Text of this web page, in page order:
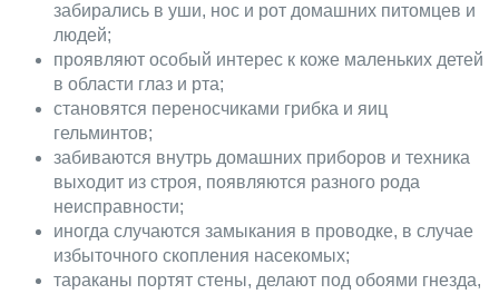
забирались в уши, нос и рот домашних питомцев и
людей;
проявляют особый интерес к коже маленьких детей
в области глаз и рта;
становятся переносчиками грибка и яиц
гельминтов;
забиваются внутрь домашних приборов и техника
выходит из строя, появляются разного рода
неисправности;
иногда случаются замыкания в проводке, в случае
избыточного скопления насекомых;
тараканы портят стены, делают под обоями гнезда,